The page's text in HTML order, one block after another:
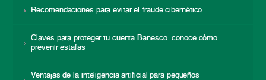
Recomendaciones para evitar el fraude cibernético
Claves para proteger tu cuenta Banesco: conoce cómo
prevenir estafas
Ventajas de la inteligencia artificial para pequeños